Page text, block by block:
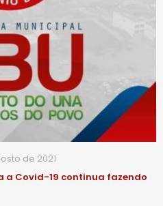
de 2021
a Covid-19 continua fazendo